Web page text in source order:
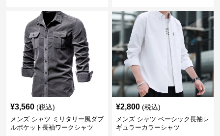
¥3,560 (税込)
メンズ シャツ ミリタリー風ダブ
ルポケット長袖ワークシャツ
¥2,800 (税込)
メンズ シャツ ベーシック長袖レ
ギュラーカラーシャツ